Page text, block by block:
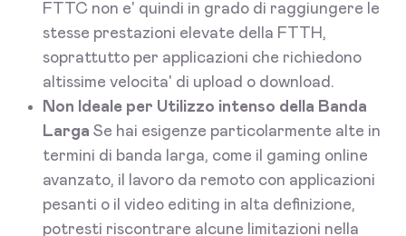
FTTC non e' quindi in grado di raggiungere le
stesse prestazioni elevate della FTTH,
soprattutto per applicazioni che richiedono
altissime velocita' di upload o download.
Non Ideale per Utilizzo intenso della Banda
Larga Se hai esigenze particolarmente alte in
termini di banda larga, come il gaming online
avanzato, il lavoro da remoto con applicazioni
pesanti o il video editing in alta definizione,
potresti riscontrare alcune limitazioni nella